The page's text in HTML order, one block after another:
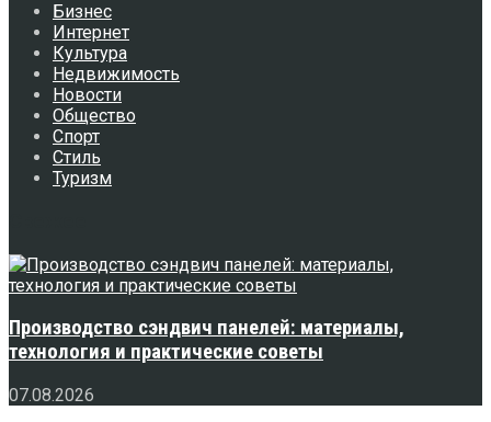
Бизнес
Интернет
Культура
Недвижимость
Новости
Общество
Спорт
Стиль
Туризм
Производство сэндвич панелей: материалы,
технология и практические советы
07.08.2026